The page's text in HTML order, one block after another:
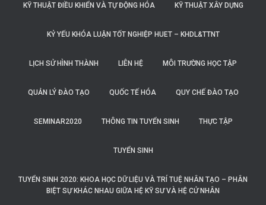
KỸ THUẬT ĐIỀU KHIỂN VÀ TỰ ĐỘNG HÓA KỸ THUẬT XÂY DỰNG
KỶ YẾU KHÓA LUẬN TỐT NGHIỆP HUET – KHDL&TTNT
LỊCH SỬ HÌNH THÀNH LIÊN HỆ MÔI TRƯỜNG HỌC TẬP
QUẢN LÝ ĐÀO TẠO QUỐC TẾ HÓA QUY CHẾ ĐÀO TẠO
SEMINAR2020 THÔNG TIN TUYỂN SINH THỰC TẬP
TUYỂN SINH
TUYỂN SINH 2020: KHOA HỌC DỮ LIỆU VÀ TRÍ TUỆ NHÂN TẠO – PHÂN
BIỆT SỰ KHÁC NHAU GIỮA HỆ KỸ SƯ VÀ HỆ CỬ NHÂN